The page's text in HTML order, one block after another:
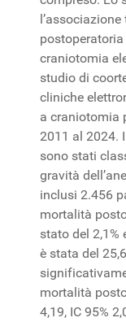
craniotomia
studio di
cliniche
a craniotomia
2011 al 2024.
sono stati
gravità
inclusi 2.456
mortalità
stato del 2,1%
è stata del
mortalità
4,19, IC 95%